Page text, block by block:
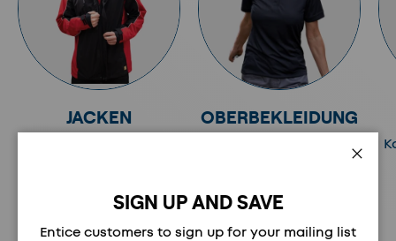
JACKEN OBERBEKLEIDUNG
SIGN UP AND SAVE
Entice customers to sign up for your mailing list